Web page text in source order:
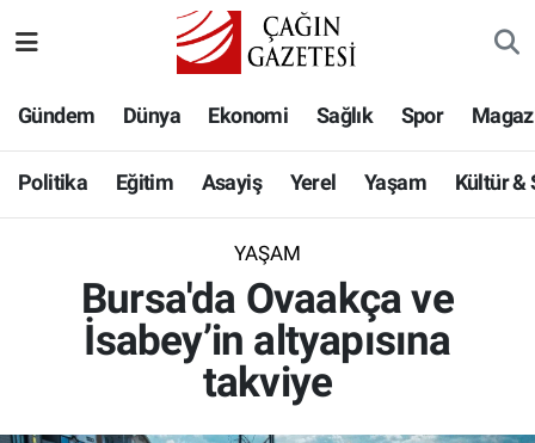
Gündem Dünya Ekonomi Sağlık Spor
Politika Eğitim Asayiş Yerel Yaşam Kültür &
YAŞAM
Bursa'da Ovaakça ve
İsabey’in altyapısına
takviye
Eğitim
Asayiş
Yaşam
Hava Durumu
Namaz Vakitleri
Süper Lig Puan Durumu ve Fikstür